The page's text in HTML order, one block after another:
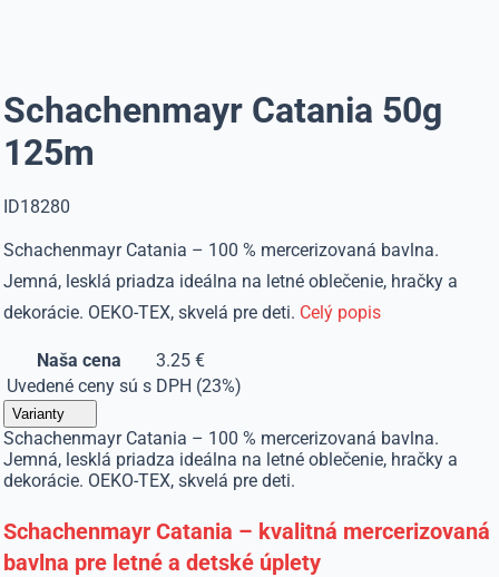
Schachenmayr Catania 50g
125m
ID18280
Schachenmayr Catania – 100 % mercerizovaná bavlna.
Jemná, lesklá priadza ideálna na letné oblečenie, hračky a
dekorácie. OEKO-TEX, skvelá pre deti. Celý popis
Naša cena
3.25 €
Uvedené ceny sú s DPH (23%)
Varianty
Schachenmayr Catania – 100 % mercerizovaná bavlna.
Jemná, lesklá priadza ideálna na letné oblečenie, hračky a
dekorácie. OEKO-TEX, skvelá pre deti.
Schachenmayr Catania – kvalitná mercerizovaná
bavlna pre letné a detské úplety